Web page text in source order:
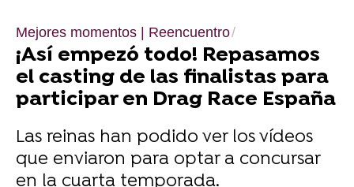
Mejores momentos | Reencuentro
¡Así empezó todo! Repasamos
el casting de las finalistas para
participar en Drag Race España
Las reinas han podido ver los vídeos
que enviaron para optar a concursar
en la cuarta temporada.